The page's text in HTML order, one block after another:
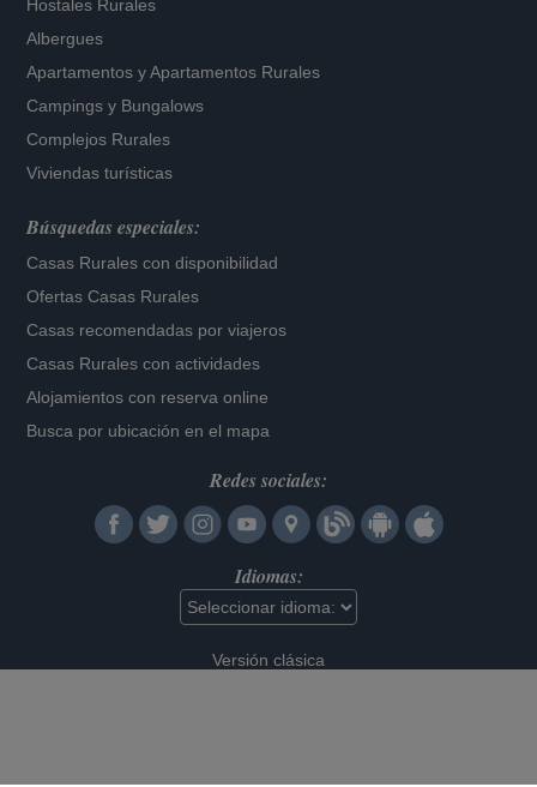
Hostales Rurales
Albergues
Apartamentos yApartamentos Rurales
Campings y Bungalows
Complejos Rurales
Viviendas turísticas
Búsquedas especiales:
Casas Rurales con disponibilidad
Ofertas Casas Rurales
Casas recomendadas por viajeros
Casas Rurales con actividades
Alojamientos con reserva online
Busca por ubicación en el mapa
Redes sociales:
Idiomas:
Versión clásica